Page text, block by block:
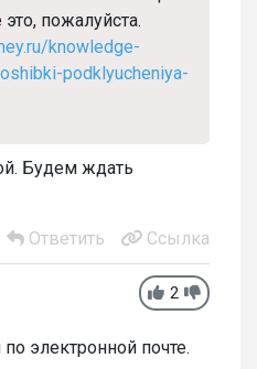
пожалуйста.
knowledge-
podklyucheniya-
Будем ждать
Ответить Ссылка
2
электронной почте.